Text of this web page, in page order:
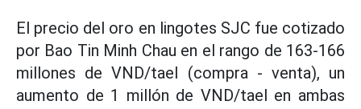
El precio del oro en lingotes SJC fue cotizado
por Bao Tin Minh Chau en el rango de 163-166
millones de VND/tael (compra - venta), un
aumento de 1 millón de VND/tael en ambas